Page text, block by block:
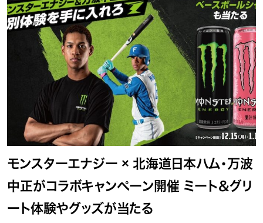
モンスターエナジー × 北海道日本ハム・万波
中正がコラボキャンペーン開催 ミート＆グリ
ート体験やグッズが当たる